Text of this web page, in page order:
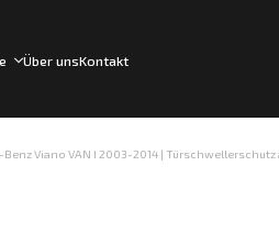
Über unsKontakt
Viano VAN I 2003-2014 |